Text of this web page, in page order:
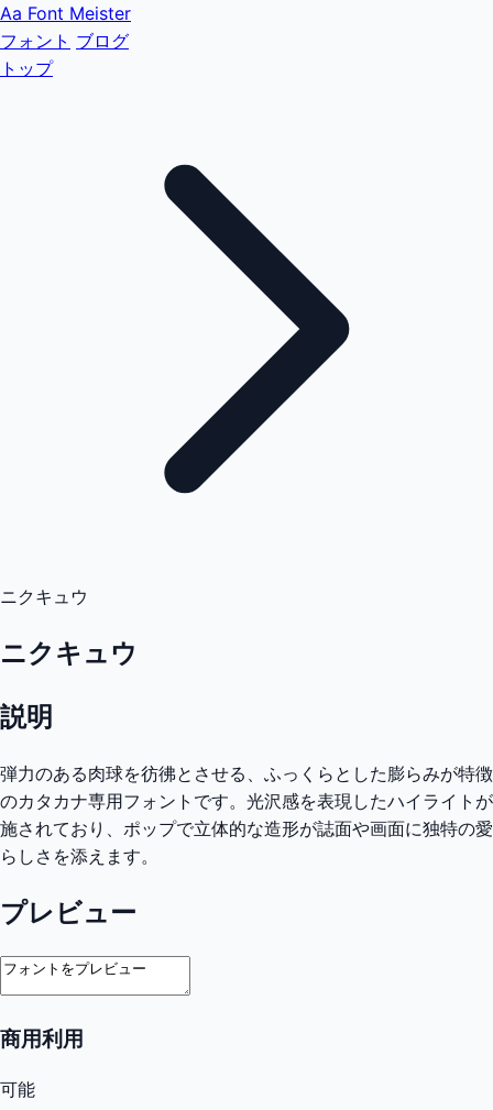
Aa Font Meister
フォント ブログ
トップ
ニクキュウ
ニクキュウ
説明
弾力のある肉球を彷彿とさせる、ふっくらとした膨らみが特徴
のカタカナ専用フォントです。光沢感を表現したハイライトが
施されており、ポップで立体的な造形が誌面や画面に独特の愛
らしさを添えます。
プレビュー
商用利用
可能